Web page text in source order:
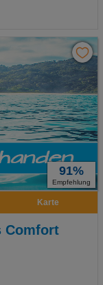
91%
Empfehlung
Karte
Comfort